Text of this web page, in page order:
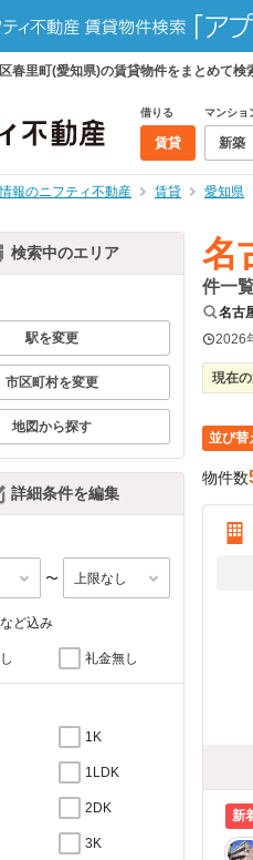
春里町(愛知県)の賃貸物件をまとめて
借りる
賃貸
マンショ
新築
報のニフティ不動産 賃貸 愛知県
検索中のエリア
駅を変更
市区町村を変更
地図から探す
詳細条件を編集
〜
ど込み
礼金無し
1K
1LDK
2DK
3K
名
件一
名古
2026
現在
並び替
物件数
新